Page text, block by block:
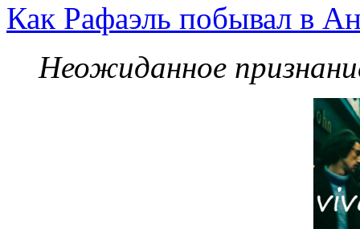
Как Рафаэль побывал в
Неожиданное